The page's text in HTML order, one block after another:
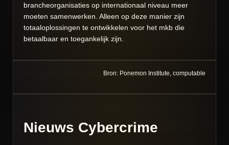
brancheorganisaties op internationaal niveau meer
moeten samenwerken. Alleen op deze manier zijn
totaaloplossingen te ontwikkelen voor het mkb die
betaalbaar en toegankelijk zijn.
Bron: Ponemon Institute, computable
Nieuws Cybercrime